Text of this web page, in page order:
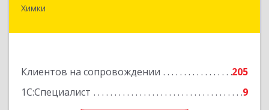
Химки
Клиентов на сопровождении
205
1С:Специалист
9
141402, Московская обл, г.о. Химки, Химки г,